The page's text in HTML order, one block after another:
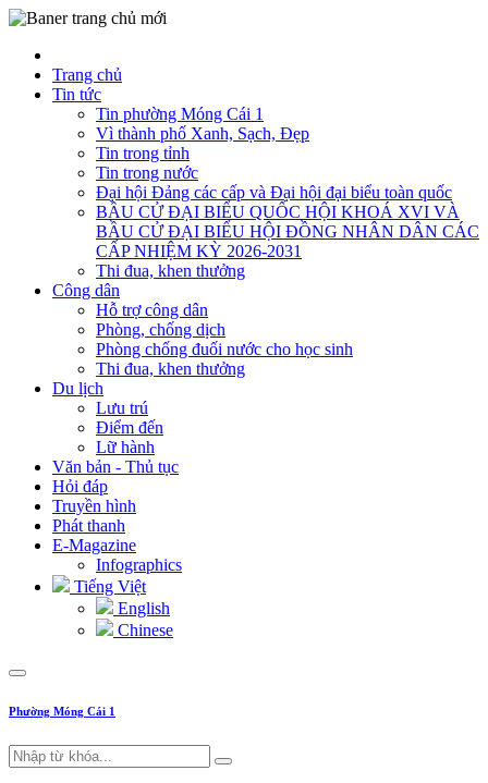
Trang chủ
Tin tức
Tin phường Móng Cái 1
Vì thành phố Xanh, Sạch, Đẹp
Tin trong tỉnh
Tin trong nước
Đại hội Đảng các cấp và Đại hội đại biểu toàn quốc
BẦU CỬ ĐẠI BIỂU QUỐC HỘI KHOÁ XVI VÀ
BẦU CỬ ĐẠI BIỂU HỘI ĐỒNG NHÂN DÂN CÁC
CẤP NHIỆM KỲ 2026-2031
Thi đua, khen thưởng
Công dân
Hỗ trợ công dân
Phòng, chống dịch
Phòng chống đuối nước cho học sinh
Thi đua, khen thưởng
Du lịch
Lưu trú
Điểm đến
Lữ hành
Văn bản - Thủ tục
Hỏi đáp
Truyền hình
Phát thanh
E-Magazine
Infographics
Tiếng Việt
English
Chinese
Phường Móng Cái 1